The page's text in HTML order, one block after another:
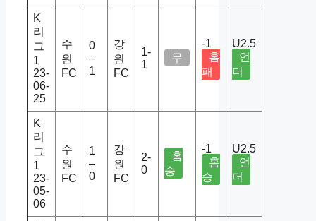
K
리
그
1
23-
06-
25
수
원
FC
0
–
1
강
원
FC
1-
1
무
-1
홈
패
U2.5
언
더
K
리
그
1
23-
05-
06
수
원
FC
1
–
0
강
원
FC
2-
0
홈
승
-1
홈
승
U2.5
언
더